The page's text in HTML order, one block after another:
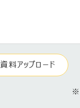
資料アップロード
※